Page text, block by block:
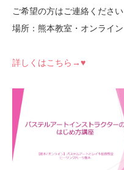
ご希望の方はご連絡ください
場所：熊本教室・オンライン
詳しくはこちら→♥